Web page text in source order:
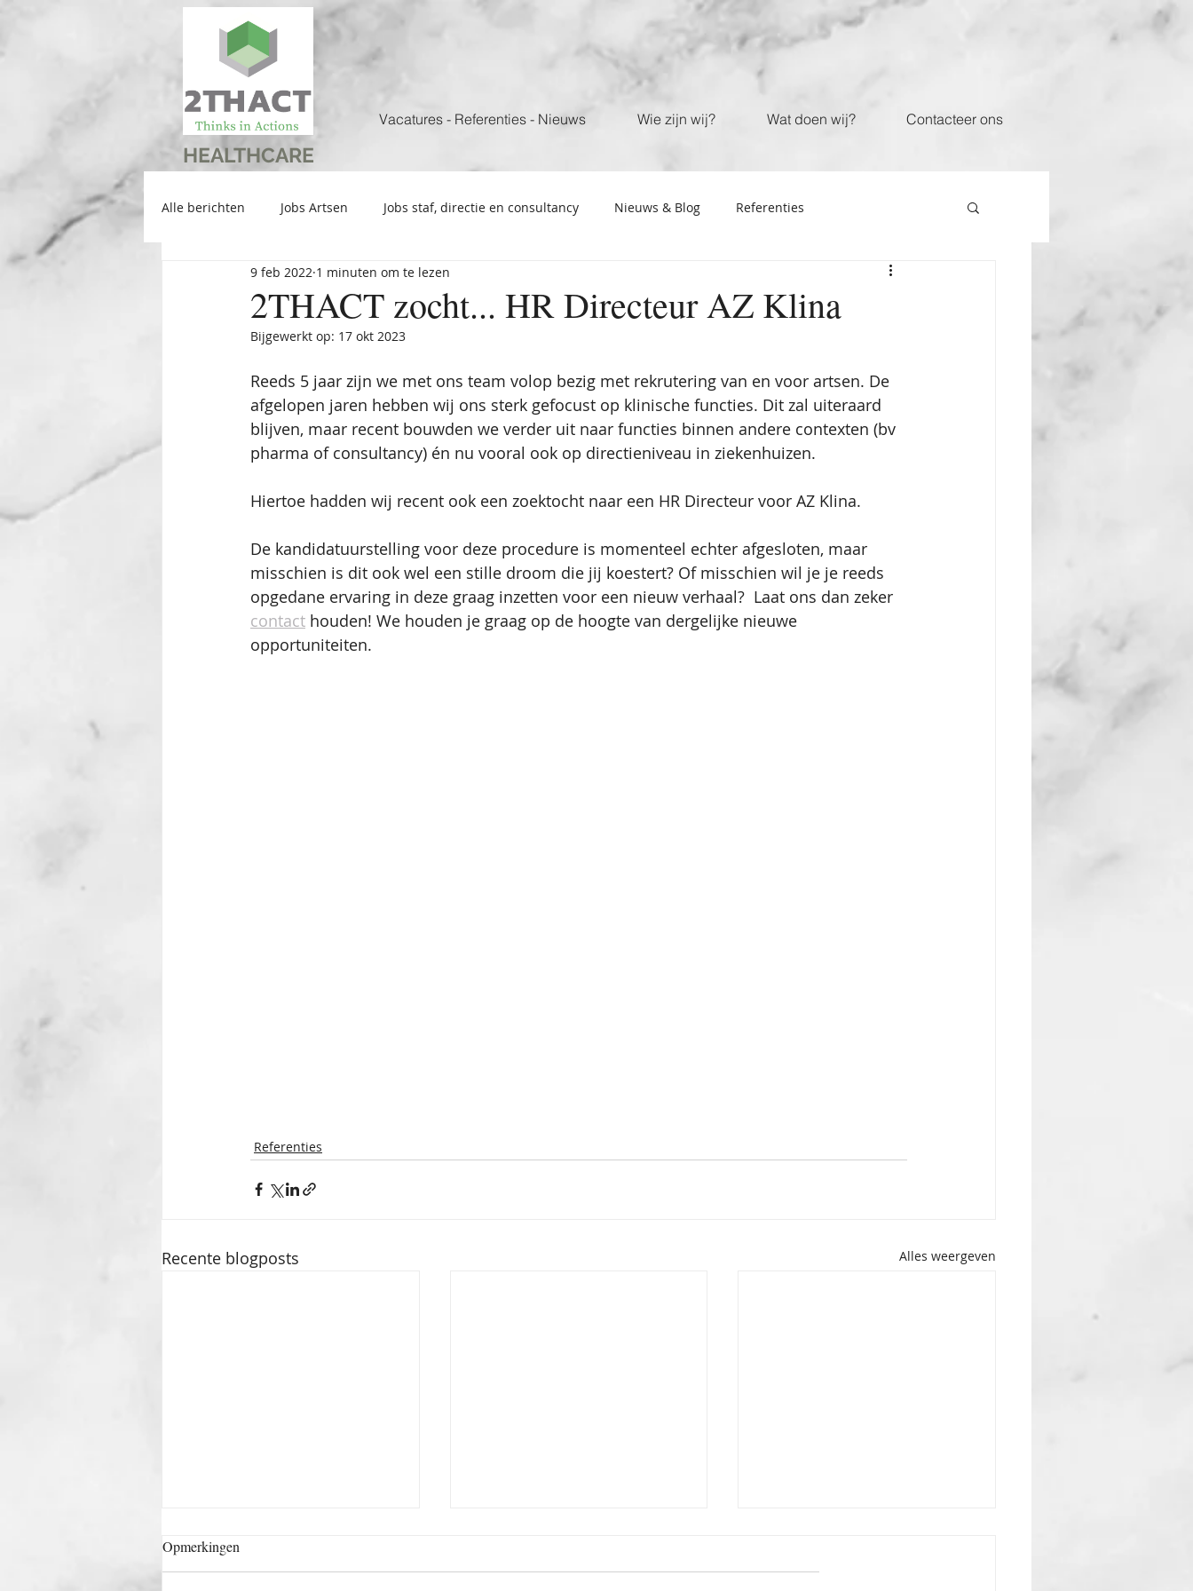
Vacatures - Referenties - Nieuws Wie zijn wij? Wat doen wij? Contacteer ons
HEALTHCARE
Alle berichten Jobs Artsen Jobs staf, directie en consultancy Nieuws & Blog Referenties
2THACT zocht... HR Directeur AZ Klina
9 feb 2022 1 minuten om te lezen
Bijgewerkt op: 17 okt 2023
Reeds 5 jaar zijn we met ons team volop bezig met rekrutering van en voor artsen. De
afgelopen jaren hebben wij ons sterk gefocust op klinische functies. Dit zal uiteraard
blijven, maar recent bouwden we verder uit naar functies binnen andere contexten (bv
pharma of consultancy) én nu vooral ook op directieniveau in ziekenhuizen.
Hiertoe hadden wij recent ook een zoektocht naar een HR Directeur voor AZ Klina.
De kandidatuurstelling voor deze procedure is momenteel echter afgesloten, maar
misschien is dit ook wel een stille droom die jij koestert? Of misschien wil je je reeds
opgedane ervaring in deze graag inzetten voor een nieuw verhaal?  Laat ons dan zeker
contact houden! We houden je graag op de hoogte van dergelijke nieuwe
opportuniteiten.
Referenties
Recente blogposts Alles weergeven
Opmerkingen